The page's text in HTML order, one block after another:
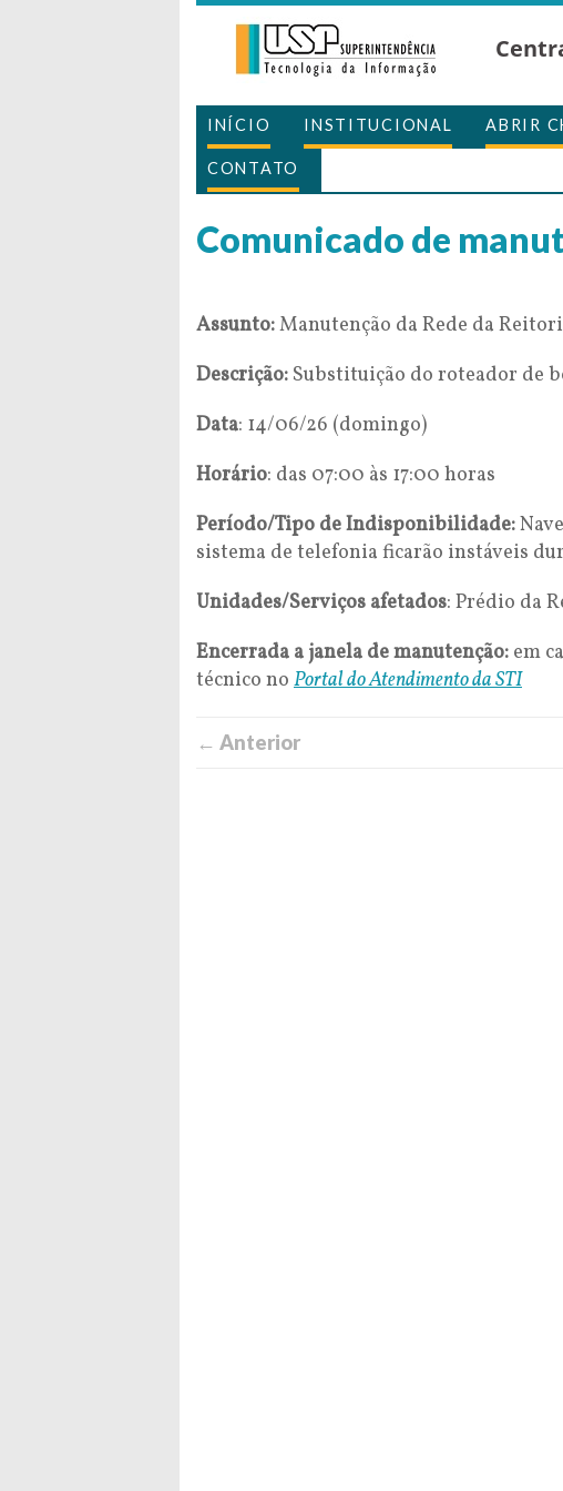
INÍCIO INSTITUCIONAL ABRIR
CONTATO
Comunicado de
Assunto:Manutenção da Rede da
Descrição: Substituição do roteador de
Data: 14/06/26 (domingo)
Horário: das 07:00 às 17:00 horas
Período/Tipo de Indisponibilidade:
sistema de telefonia ficarão instáveis
Unidades/Serviços afetados: Prédio da
Encerrada a janela de manutenção: em
técnico no Portal do Atendimento da STI
← Anterior